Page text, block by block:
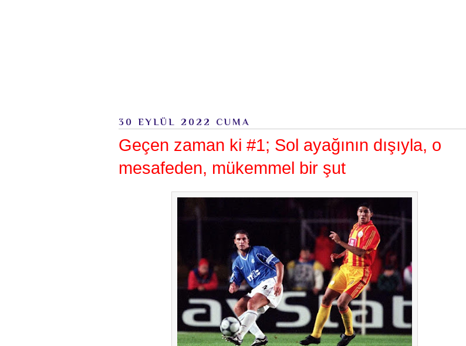
30 EYLÜL 2022 CUMA
Geçen zaman ki #1; Sol ayağının dışıyla, o
mesafeden, mükemmel bir şut